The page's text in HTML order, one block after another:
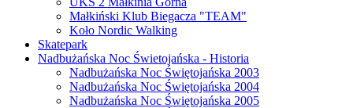
Małkiński Klub Biegacza "TEAM"
Koło Nordic Walking
Skatepark
Nadbużańska Noc Świetojańska - Historia
Nadbużańska Noc Świętojańska 2003
Nadbużańska Noc Świętojańska 2004
Nadbużańska Noc Świętojańska 2005